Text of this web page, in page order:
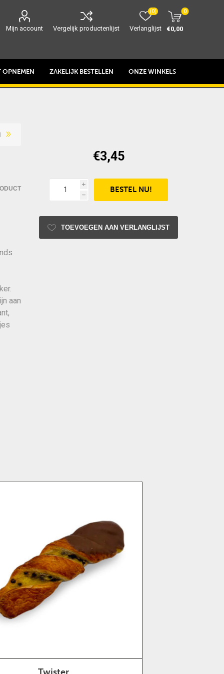
Mijn account Vergelijk productenlijst Verlanglijst
(0) 0
€0,00
OPNEMEN ZAKELIJK BESTELLEN ONZE WINKELS
aan
€3,45
i
h
TOEVOEGEN AAN VERLANGLIJST